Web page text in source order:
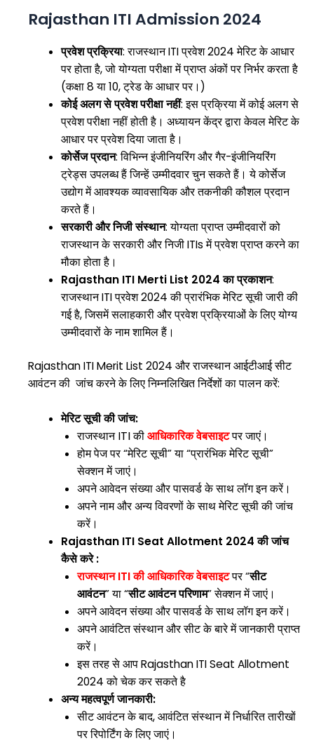
Rajasthan ITI Admission 2024
प्रवेश प्रक्रिया: राजस्थान ITI प्रवेश 2024 मेरिट के आधार
पर होता है, जो योग्यता परीक्षा में प्राप्त अंकों पर निर्भर करता है
(कक्षा 8 या 10, ट्रेड के आधार पर।)
कोई अलग से प्रवेश परीक्षा नहीं: इस प्रक्रिया में कोई अलग से
प्रवेश परीक्षा नहीं होती है। अध्यायन केंद्र द्वारा केवल मेरिट के
आधार पर प्रवेश दिया जाता है।
कोर्सेज प्रदान: विभिन्न इंजीनियरिंग और गैर-इंजीनियरिंग
ट्रेड्स उपलब्ध हैं जिन्हें उम्मीदवार चुन सकते हैं। ये कोर्सेज
उद्योग में आवश्यक व्यावसायिक और तकनीकी कौशल प्रदान
करते हैं।
सरकारी और निजी संस्थान: योग्यता प्राप्त उम्मीदवारों को
राजस्थान के सरकारी और निजी ITIs में प्रवेश प्राप्त करने का
मौका होता है।
Rajasthan ITI Merti List 2024 का प्रकाशन:
राजस्थान ITI प्रवेश 2024 की प्रारंभिक मेरिट सूची जारी की
गई है, जिसमें सलाहकारी और प्रवेश प्रक्रियाओं के लिए योग्य
उम्मीदवारों के नाम शामिल हैं।
Rajasthan ITI Merit List 2024 और राजस्थान आईटीआई सीट
आवंटन की जांच करने के लिए निम्नलिखित निर्देशों का पालन करें:
मेरिट सूची की जांच:
राजस्थान ITI कीआधिकारिक वेबसाइटपर जाएं।
होम पेज पर “मेरिट सूची” या “प्रारंभिक मेरिट सूची”
सेक्शन में जाएं।
अपने आवेदन संख्या और पासवर्ड के साथ लॉग इन करें।
अपने नाम और अन्य विवरणों के साथ मेरिट सूची की जांच
करें।
Rajasthan ITI Seat Allotment 2024 की जांच
कैसे करे :
राजस्थान ITI कीआधिकारिक वेबसाइटपर “सीट
आवंटन” या “सीट आवंटन परिणाम” सेक्शन में जाएं।
अपने आवेदन संख्या और पासवर्ड के साथ लॉग इन करें।
अपने आवंटित संस्थान और सीट के बारे में जानकारी प्राप्त
करें।
इस तरह से आप Rajasthan ITI Seat Allotment
2024 को चेक कर सकते है
अन्य महत्वपूर्ण जानकारी:
सीट आवंटन के बाद, आवंटित संस्थान में निर्धारित तारीखों
पर रिपोर्टिंग के लिए जाएं।